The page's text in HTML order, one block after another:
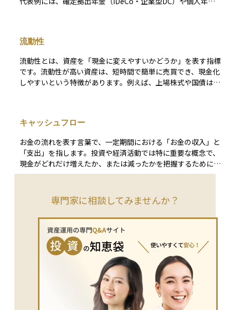
についても、売却するまでは課税されないため、制度によらず
らは税制上の特例ではなく、一般的な課税のタイミングに基づ
くものです。 課税繰延を活用することで、複利効果を最大限
に引き出しつつ、将来の税負担をコントロールすることが可能
流動性
流動性とは、資産を「現金に変えやすいかどうか」を表す指標
です。流動性が高い資産は、短時間で簡単に売買でき、現金化
しやすいという特徴があります。例えば、上場株式や国債は市
する資産は、流動性が低いといえます。 投資をする際には、
す。特に初心者は、流動性が高い資産を選ぶことで、急な資金
需要にも対応しやすく、リスクを抑えることができます。
キャッシュフロー
お金の流れを表す言葉で、一定期間における「お金の収入」と
「支出」を指します。投資や経済活動では特に重要な概念で、
現金がどれだけ増えたか、または減ったかを把握するために使
われます。キャッシュフローは大きく3つに分かれます。 1つ
2つ目は資産の購入や売却に関連する「投資キャッシュフロ
ー」、3つ目は借入金や配当などの「財務キャッシュフロー」
です。 キャッシュフローがプラスであれば手元にお金が増え
ている状態、マイナスであれば減っている状態を示します。こ
れを理解することで、資産の健全性や投資先の実態を見極める
ことができ、初心者でも資金管理や投資判断の基礎として役立
専門家に相談してみませんか？